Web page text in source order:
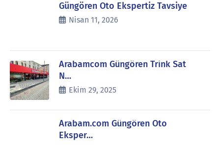
Güngören Oto Ekspertiz Tavsiye
Nisan 11, 2026
Arabamcom Güngören Trink Sat
N…
Ekim 29, 2025
Arabam.com Güngören Oto
Eksper…